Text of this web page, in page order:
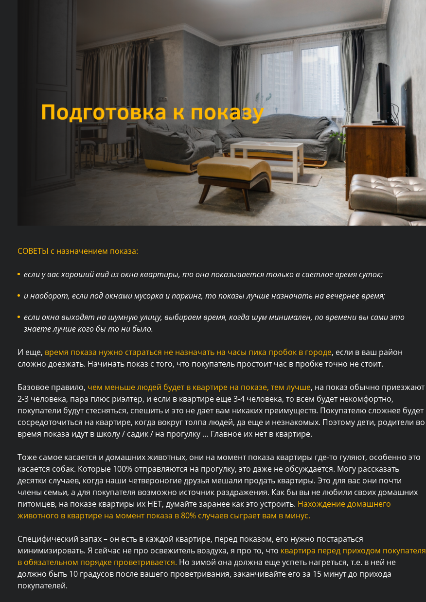
СОВЕТЫ с назначением показа:
если у вас хороший вид из окна квартиры, то она показывается только в светлое время суток;
и наоборот, если под окнами мусорка и паркинг, то показы лучше назначать на вечернее время;
если окна выходят на шумную улицу, выбираем время, когда шум минимален, по времени вы сами это
знаете лучше кого бы то ни было.
И еще, время показа нужно стараться не назначать на часы пика пробок в городе, если в ваш район
сложно доезжать. Начинать показ с того, что покупатель простоит час в пробке точно не стоит.
Базовое правило, чем меньше людей будет в квартире на показе, тем лучше, на показ обычно приезжают
2-3 человека, пара плюс риэлтер, и если в квартире еще 3-4 человека, то всем будет некомфортно,
покупатели будут стесняться, спешить и это не дает вам никаких преимуществ. Покупателю сложнее будет
сосредоточиться на квартире, когда вокруг толпа людей, да еще и незнакомых. Поэтому дети, родители во
время показа идут в школу / садик / на прогулку … Главное их нет в квартире.
Тоже самое касается и домашних животных, они на момент показа квартиры где-то гуляют, особенно это
касается собак. Которые 100% отправляются на прогулку, это даже не обсуждается. Могу рассказать
десятки случаев, когда наши четвероногие друзья мешали продать квартиры. Это для вас они почти
члены семьи, а для покупателя возможно источник раздражения. Как бы вы не любили своих домашних
питомцев, на показе квартиры их НЕТ, думайте заранее как это устроить. Нахождение домашнего
животного в квартире на момент показа в 80% случаев сыграет вам в минус.
Специфический запах – он есть в каждой квартире, перед показом, его нужно постараться
минимизировать. Я сейчас не про освежитель воздуха, я про то, что квартира перед приходом покупателя
в обязательном порядке проветривается. Но зимой она должна еще успеть нагреться, т.е. в ней не
должно быть 10 градусов после вашего проветривания, заканчивайте его за 15 минут до прихода
покупателей.